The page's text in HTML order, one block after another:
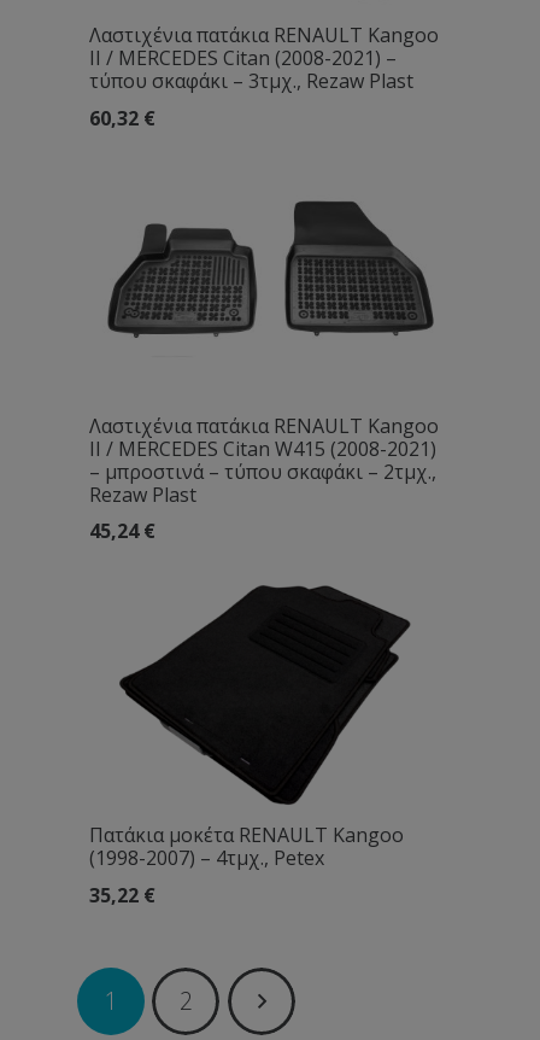
Λαστιχένια πατάκια RENAULT Kangoo
II / MERCEDES Citan (2008-2021) –
τύπου σκαφάκι – 3τμχ., Rezaw Plast
60,32 €
Λαστιχένια πατάκια RENAULT Kangoo
II / MERCEDES Citan W415 (2008-2021)
– μπροστινά – τύπου σκαφάκι – 2τμχ.,
Rezaw Plast
45,24€
Πατάκια μοκέτα RENAULT Kangoo
(1998-2007) – 4τμχ., Petex
35,22 €
1 2